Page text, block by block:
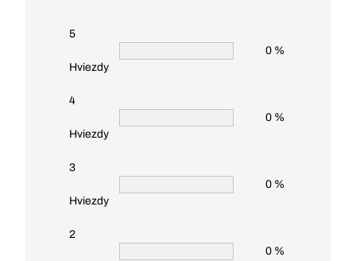
5
Hviezdy
0 %
4
Hviezdy
0 %
3
Hviezdy
0 %
2
0 %